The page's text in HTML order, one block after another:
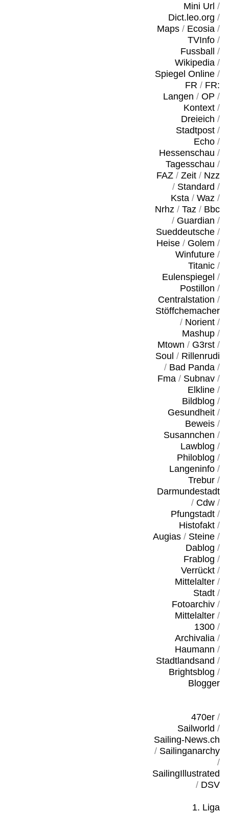
Mini Url /
Dict.leo.org /
Maps/ Ecosia/
TVInfo/
Fussball
/
Wikipedia/
Spiegel Online/
FR / FR:
Langen / OP /
Kontext/
Dreieich /
Stadtpost/
Echo/
Hessenschau /
Tagesschau /
FAZ/ Zeit/ Nzz
/ Standard /
Ksta/ Waz/
Nrhz/ Taz/ Bbc
/ Guardian /
Sueddeutsche/
Heise/ Golem /
Winfuture/
Titanic/
Eulenspiegel /
Postillon /
Centralstation /
Stöffchemacher
/ Norient/
Mashup/
Mtown / G3rst/
Soul / Rillenrudi
/ Bad Panda/
Fma/ Subnav/
Elkline/
Bildblog /
Gesundheit/
Beweis/
Susannchen /
Lawblog /
Philoblog /
Langeninfo/
Trebur/
Darmundestadt
/ Cdw/
Pfungstadt/
Histofakt/
Augias/ Steine/
Dablog /
Frablog /
Verrückt/
Mittelalter/
Stadt/
Fotoarchiv/
Mittelalter/
1300/
Archivalia/
Haumann /
Stadtlandsand /
Brightsblog /
Blogger
470er/
Sailworld /
Sailing-News.ch
/ Sailinganarchy
/
SailingIllustrated
/ DSV
1. Liga